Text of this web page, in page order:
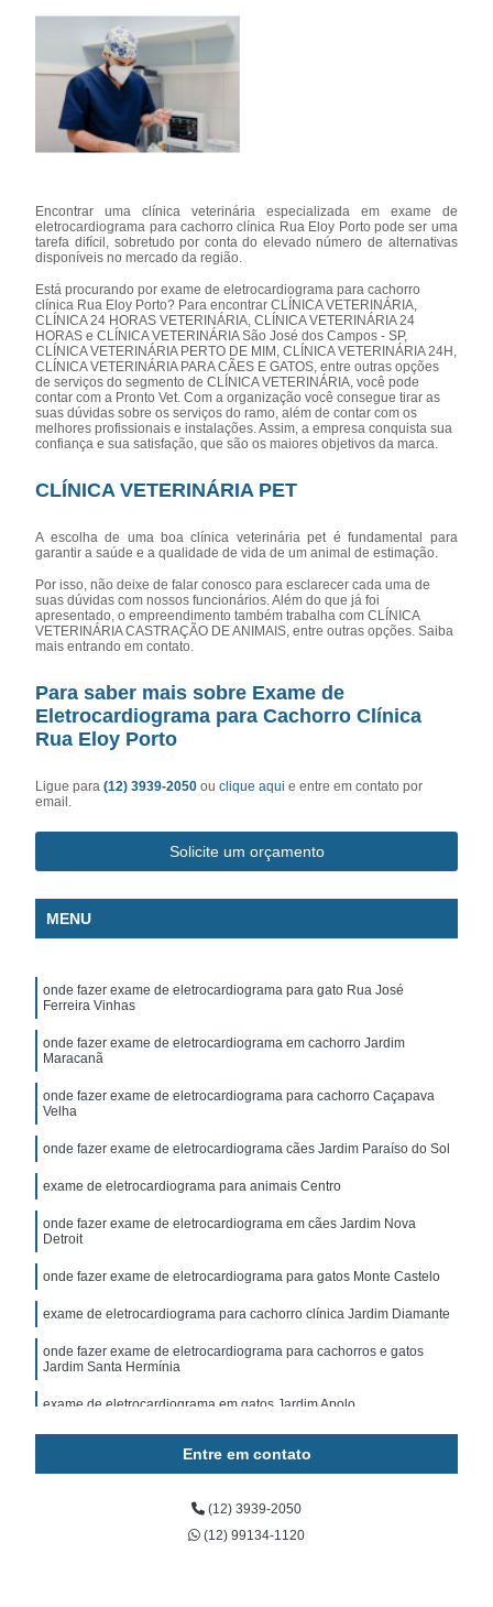
Encontrar uma clínica veterinária especializada em exame de
eletrocardiograma para cachorro clínica Rua Eloy Porto pode ser uma
tarefa difícil, sobretudo por conta do elevado número de alternativas
disponíveis no mercado da região.
Está procurando por exame de eletrocardiograma para cachorro
clínica Rua Eloy Porto? Para encontrar CLÍNICA VETERINÁRIA,
CLÍNICA 24 HORAS VETERINÁRIA, CLÍNICA VETERINÁRIA 24
HORAS e CLÍNICA VETERINÁRIA São José dos Campos - SP,
CLÍNICA VETERINÁRIA PERTO DE MIM, CLÍNICA VETERINÁRIA 24H,
CLÍNICA VETERINÁRIA PARA CÃES E GATOS, entre outras opções
de serviços do segmento de CLÍNICA VETERINÁRIA, você pode
contar com a Pronto Vet. Com a organização você consegue tirar as
suas dúvidas sobre os serviços do ramo, além de contar com os
melhores profissionais e instalações. Assim, a empresa conquista sua
confiança e sua satisfação, que são os maiores objetivos da marca.
CLÍNICA VETERINÁRIA PET
A escolha de uma boa clínica veterinária pet é fundamental para
garantir a saúde e a qualidade de vida de um animal de estimação.
Por isso, não deixe de falar conosco para esclarecer cada uma de
suas dúvidas com nossos funcionários. Além do que já foi
apresentado, o empreendimento também trabalha com CLÍNICA
VETERINÁRIA CASTRAÇÃO DE ANIMAIS, entre outras opções. Saiba
mais entrando em contato.
Para saber mais sobre Exame de
Eletrocardiograma para Cachorro Clínica
Rua Eloy Porto
Ligue para(12) 3939-2050ouclique aqui e entre em contato por
email.
Solicite um orçamento
MENU
onde fazer exame de eletrocardiograma para gato Rua José
Ferreira Vinhas
onde fazer exame de eletrocardiograma em cachorro Jardim
Maracanã
onde fazer exame de eletrocardiograma para cachorro Caçapava
Velha
onde fazer exame de eletrocardiograma cães Jardim Paraíso do Sol
exame de eletrocardiograma para animais Centro
onde fazer exame de eletrocardiograma em cães Jardim Nova
Detroit
onde fazer exame de eletrocardiograma para gatos Monte Castelo
exame de eletrocardiograma para cachorro clínica Jardim Diamante
onde fazer exame de eletrocardiograma para cachorros e gatos
Jardim Santa Hermínia
exame de eletrocardiograma em gatos Jardim Apolo
Entre em contato
(12) 3939-2050
(12) 99134-1120